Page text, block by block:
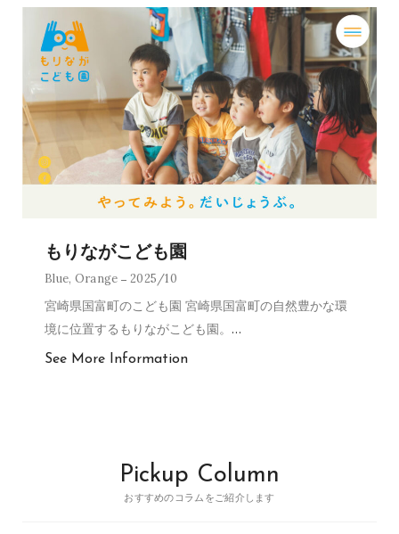
もりながこども園
Blue, Orange 2025/10
宮崎県国富町のこども園 宮崎県国富町の自然豊かな環
境に位置するもりながこども園。 …
See More Information
Pickup Column
おすすめのコラムをご紹介します